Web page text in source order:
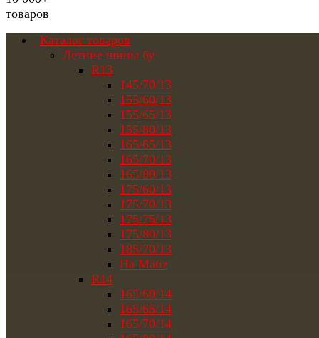
товаров
Каталог товаров
Летние шины бу
R13
145/70/13
155/60/13
155/65/13
155/80/13
165/65/13
165/70/13
165/80/13
175/60/13
175/70/13
175/75/13
175/80/13
185/70/13
На Matiz
R14
165/60/14
165/65/14
165/70/14